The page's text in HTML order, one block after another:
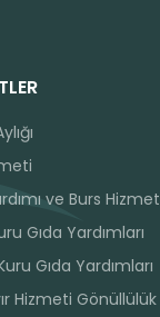
ve Burs
Gıda Yardımları
Gıda Yardımları
Hizmeti Gönüllülük